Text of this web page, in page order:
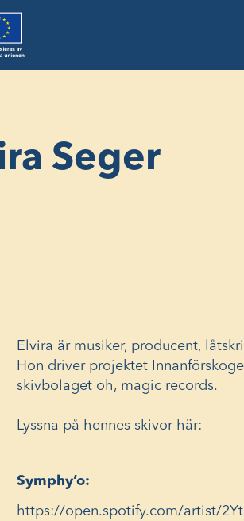
Seger
Elvira är musiker, producent,
Hon driver projektet
skivbolaget oh, magic records.
Lyssna på hennes skivor här:
Symphy’o:
https://open.spotify.com/artist/